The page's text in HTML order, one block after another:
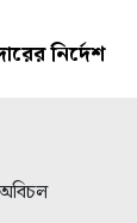
নির্দেশ